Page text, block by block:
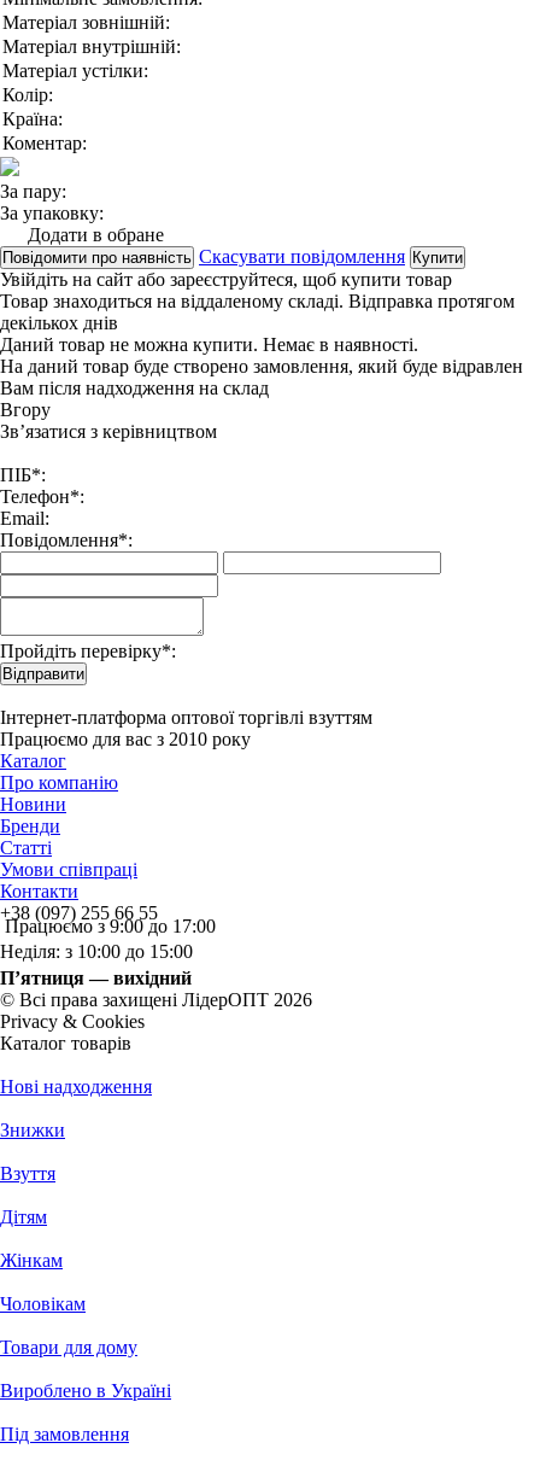
Матеріал зовнішній:
Матеріал внутрішній:
Матеріал устілки:
Колір:
Країна:
Коментар:
За пару:
За упаковку:
Додати в обране
Повідомити про наявність Скасувати повідомлення Купити
Увійдіть на сайт або зареєструйтеся, щоб купити товар
Товар знаходиться на віддаленому складі. Відправка протягом
декількох днів
Даний товар не можна купити. Немає в наявності.
На даний товар буде створено замовлення, який буде відравлен
Вам після надходження на склад
Вгору
Зв’язатися з керівництвом
ПІБ*:
Телефон*:
Email:
Повідомлення*:
Пройдіть перевірку*:
Відправити
Інтернет-платформа оптової торгівлі взуттям
Працюємо для вас з 2010 року
Каталог
Про компанію
Новини
Бренди
Статті
Умови співпраці
Контакти
+38 (097) 255 66 55
Працюємо з 9:00 до 17:00
Неділя: з 10:00 до 15:00
П’ятниця — вихідний
© Всі права захищені ЛідерОПТ 2026
Privacy & Cookies
Каталог товарів
Нові надходження
Знижки
Взуття
Дітям
Жінкам
Чоловікам
Товари для дому
Вироблено в Україні
Під замовлення